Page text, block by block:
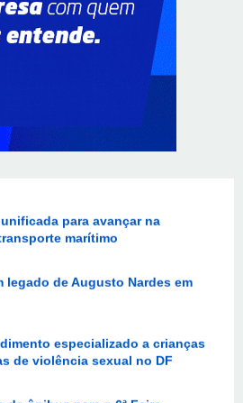
ao voto de agentes de
de Augusto Nardes em
especializado a crianças
de violência sexual no DF
de ônibus para a 6ª Feira